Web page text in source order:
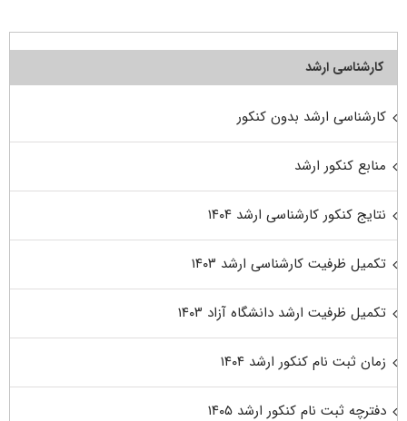
کارشناسی ارشد
کارشناسی ارشد بدون کنکور
منابع کنکور ارشد
نتایج کنکور کارشناسی ارشد ۱۴۰۴
تکمیل ظرفیت کارشناسی ارشد ۱۴۰۳
تکمیل ظرفیت ارشد دانشگاه آزاد ۱۴۰۳
زمان ثبت نام کنکور ارشد ۱۴۰۴
دفترچه ثبت نام کنکور ارشد ۱۴۰۵